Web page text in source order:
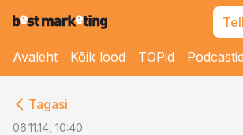
Avaleht Kõik lood TOPid Podcastid
Tagasi
06.11.14, 10:40